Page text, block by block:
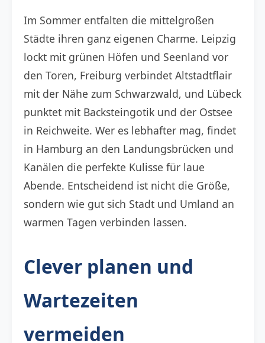
Im Sommer entfalten die mittelgroßen
Städte ihren ganz eigenen Charme. Leipzig
lockt mit grünen Höfen und Seenland vor
den Toren, Freiburg verbindet Altstadtflair
mit der Nähe zum Schwarzwald, und Lübeck
punktet mit Backsteingotik und der Ostsee
in Reichweite. Wer es lebhafter mag, findet
in Hamburg an den Landungsbrücken und
Kanälen die perfekte Kulisse für laue
Abende. Entscheidend ist nicht die Größe,
sondern wie gut sich Stadt und Umland an
warmen Tagen verbinden lassen.
Clever planen und
Wartezeiten
vermeiden